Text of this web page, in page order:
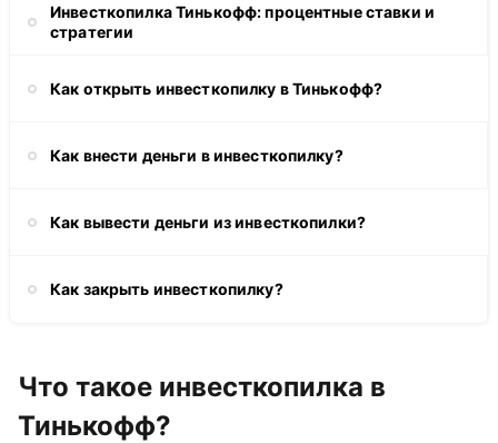
Инвесткопилка Тинькофф: процентные ставки и
стратегии
Как открыть инвесткопилку в Тинькофф?
Как внести деньги в инвесткопилку?
Как вывести деньги из инвесткопилки?
Как закрыть инвесткопилку?
Что такое инвесткопилка в
Тинькофф?